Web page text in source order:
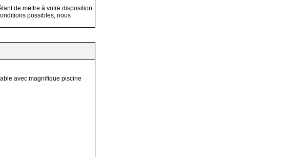
de mettre à votre disposition
possibles, nous
avec magnifique piscine